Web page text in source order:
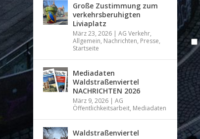
Große Zustimmung zum
verkehrsberuhigten
Liviaplatz
März 23, 2026 |AG Verkehr,
Allgemein, Nachrichten, Presse,
Startseite
Mediadaten
Waldstraßenviertel
NACHRICHTEN 2026
März 9, 2026 |AG
Öffentlichkeitsarbeit, Mediadaten
Waldstraßenviertel